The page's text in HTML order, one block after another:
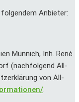
Anbieter:
Münnich, Inh. René
(nachfolgend All-
von All-
.